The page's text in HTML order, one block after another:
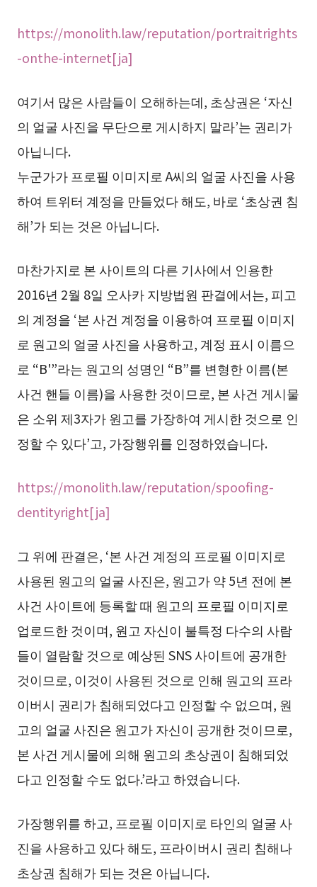
https://monolith.law/reputation/portraitrights
-onthe-internet[ja]
여기서 많은 사람들이 오해하는데, 초상권은 ‘자신
의 얼굴 사진을 무단으로 게시하지 말라’는 권리가
아닙니다.
누군가가 프로필 이미지로 A씨의 얼굴 사진을 사용
하여 트위터 계정을 만들었다 해도, 바로 ‘초상권 침
해’가 되는 것은 아닙니다.
마찬가지로 본 사이트의 다른 기사에서 인용한
2016년 2월 8일 오사카 지방법원 판결에서는, 피고
의 계정을 ‘본 사건 계정을 이용하여 프로필 이미지
로 원고의 얼굴 사진을 사용하고, 계정 표시 이름으
로 “B'”라는 원고의 성명인 “B”를 변형한 이름(본
사건 핸들 이름)을 사용한 것이므로, 본 사건 게시물
은 소위 제3자가 원고를 가장하여 게시한 것으로 인
정할 수 있다’고, 가장행위를 인정하였습니다.
https://monolith.law/reputation/spoofing-
dentityright[ja]
그 위에 판결은, ‘본 사건 계정의 프로필 이미지로
사용된 원고의 얼굴 사진은, 원고가 약 5년 전에 본
사건 사이트에 등록할 때 원고의 프로필 이미지로
업로드한 것이며, 원고 자신이 불특정 다수의 사람
들이 열람할 것으로 예상된 SNS 사이트에 공개한
것이므로, 이것이 사용된 것으로 인해 원고의 프라
이버시 권리가 침해되었다고 인정할 수 없으며, 원
고의 얼굴 사진은 원고가 자신이 공개한 것이므로,
본 사건 게시물에 의해 원고의 초상권이 침해되었
다고 인정할 수도 없다.’라고 하였습니다.
가장행위를 하고, 프로필 이미지로 타인의 얼굴 사
진을 사용하고 있다 해도, 프라이버시 권리 침해나
초상권 침해가 되는 것은 아닙니다.